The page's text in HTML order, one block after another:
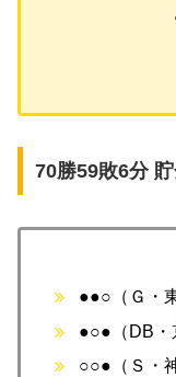
70勝59敗6分 貯
●●○（Ｇ・
●○●（DB・
○○●（Ｓ・